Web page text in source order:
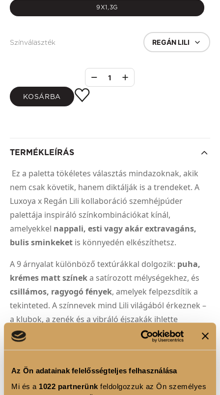
Az Ön adatainak felelősségteljes felhasználása
Mi és a 1022 partnerünk feldolgozzuk az Ön személyes
9X1,3G
Színválaszték REGÁN LILI
1
KOSÁRBA
TERMÉKLEÍRÁS
Ez a paletta tökéletes választás mindazoknak, akik
nem csak követik, hanem diktálják is a trendeket. A
Luxoya x Regán Lili kollaboráció szemhéjpúder
palettája inspiráló színkombinációkat kínál,
amelyekkel nappali, esti vagy akár extravagáns,
bulis sminkeket is könnyedén elkészíthetsz.
A 9 árnyalat különböző textúrákkal dolgozik: puha,
krémes matt színeka satírozott mélységekhez, és
csillámos, ragyogó fények, amelyek felpezsdítik a
tekinteted. A színnevek mind Lili világából érkeznek –
a klubok, a zenék és a vibráló éjszakák ihlette
árnyalatokhoz.
vagyHappy Vibes, tökéletesek az átmenetekhez és
alapozáshoz. A csillámos kedvencek – például a
Strobe